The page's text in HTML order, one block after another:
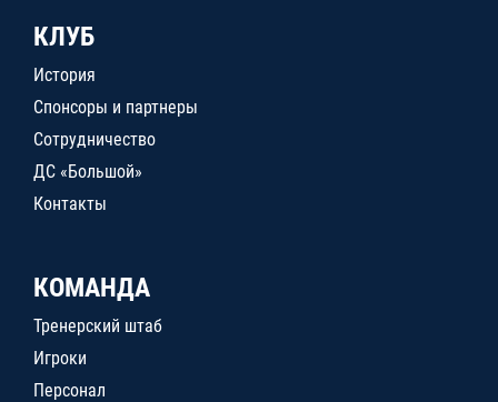
КЛУБ
История
Спонсоры и партнеры
Сотрудничество
ДС «Большой»
Контакты
КОМАНДА
Тренерский штаб
Игроки
Персонал